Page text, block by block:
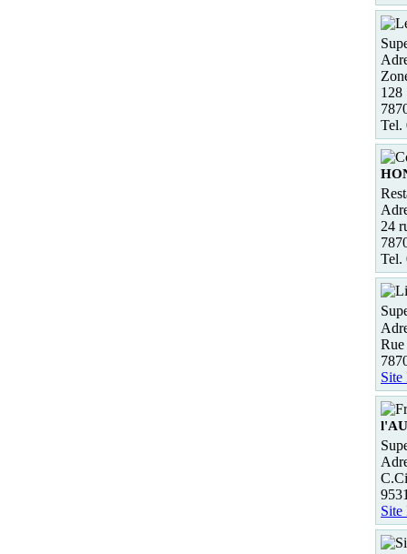
128
Tel.
24
Tel.
Site
Site